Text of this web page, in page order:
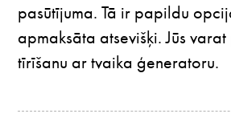
pasūtījuma. Tā ir papildu
apmaksāta atsevišķi. Jūs varat
tīrīšanu ar tvaika ģeneratoru.